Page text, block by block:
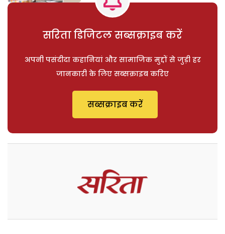
सरिता डिजिटल सब्सक्राइब करें
अपनी पसंदीदा कहानियां और सामाजिक मुद्दों से जुड़ी हर
जानकारी के लिए सब्सक्राइब करिए
सब्सक्राइब करें